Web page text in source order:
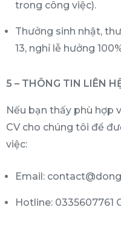
trong công việc).
Thưởng sinh nhật,
13, nghỉ lễ hưởng
5 – THÔNG TIN LIÊN
Nếu bạn thấy phù hợp
CV cho chúng tôi để
việc:
Email:
Hotline: 0335607761